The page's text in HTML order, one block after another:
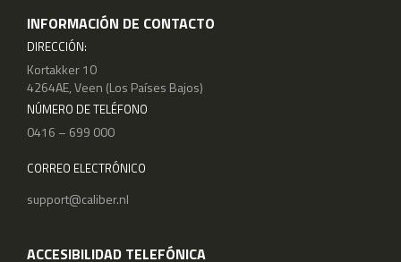
INFORMACIÓN DE CONTACTO
DIRECCIÓN:
Kortakker 10
4264AE, Veen (Los Países Bajos)
NÚMERO DE TELÉFONO
0416 – 699 000
CORREO ELECTRÓNICO
support@caliber.nl
ACCESIBILIDAD TELEFÓNICA